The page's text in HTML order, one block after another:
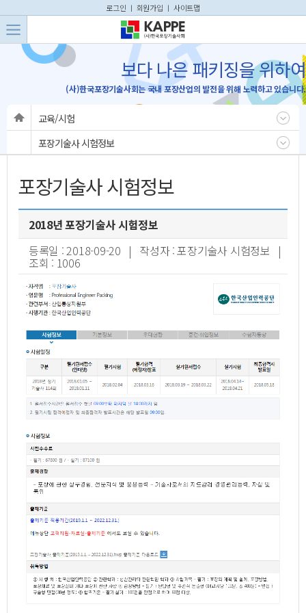
로그인 ㅣ 회원가입 ㅣ 사이트맵
보다 나은 패키징을 위하여
(사)한국포장기술사회는 국내 포장산업의 발전을 위해 노력하고 있습니다.
교육/시험
포장기술사 시험정보
포장기술사 시험정보
2018년 포장기술사 시험정보
등록일 : 2018-09-20 | 작성자 : 포장기술사 시험정보 |
조회 : 1006